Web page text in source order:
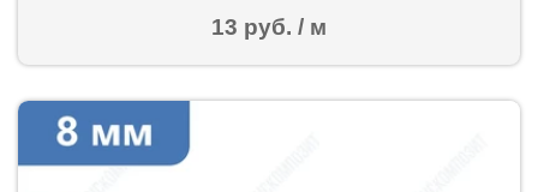
13 руб. / м